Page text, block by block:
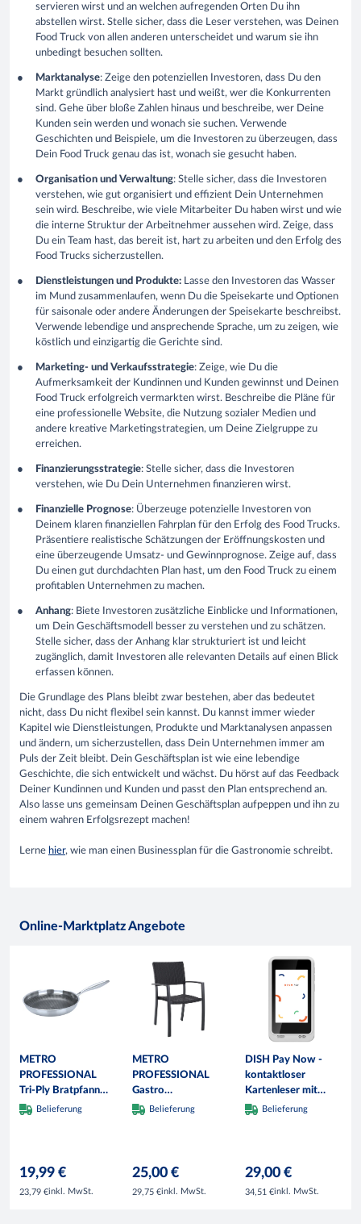
servieren wirst und an welchen aufregenden Orten Du ihn
abstellen wirst. Stelle sicher, dass die Leser verstehen, was Deinen
Food Truck von allen anderen unterscheidet und warum sie ihn
unbedingt besuchen sollten.
Marktanalyse: Zeige den potenziellen Investoren, dass Du den
Markt gründlich analysiert hast und weißt, wer die Konkurrenten
sind. Gehe über bloße Zahlen hinaus und beschreibe, wer Deine
Kunden sein werden und wonach sie suchen. Verwende
Geschichten und Beispiele, um die Investoren zu überzeugen, dass
Dein Food Truck genau das ist, wonach sie gesucht haben.
Organisation und Verwaltung: Stelle sicher, dass die Investoren
verstehen, wie gut organisiert und effizient Dein Unternehmen
sein wird. Beschreibe, wie viele Mitarbeiter Du haben wirst und wie
die interne Struktur der Arbeitnehmer aussehen wird. Zeige, dass
Du ein Team hast, das bereit ist, hart zu arbeiten und den Erfolg des
Food Trucks sicherzustellen.
Dienstleistungen und Produkte: Lasse den Investoren das Wasser
im Mund zusammenlaufen, wenn Du die Speisekarte und Optionen
für saisonale oder andere Änderungen der Speisekarte beschreibst.
Verwende lebendige und ansprechende Sprache, um zu zeigen, wie
köstlich und einzigartig die Gerichte sind.
Marketing- und Verkaufsstrategie: Zeige, wie Du die
Aufmerksamkeit der Kundinnen und Kunden gewinnst und Deinen
Food Truck erfolgreich vermarkten wirst. Beschreibe die Pläne für
eine professionelle Website, die Nutzung sozialer Medien und
andere kreative Marketingstrategien, um Deine Zielgruppe zu
erreichen.
Finanzierungsstrategie: Stelle sicher, dass die Investoren
verstehen, wie Du Dein Unternehmen finanzieren wirst.
Finanzielle Prognose: Überzeuge potenzielle Investoren von
Deinem klaren finanziellen Fahrplan für den Erfolg des Food Trucks.
Präsentiere realistische Schätzungen der Eröffnungskosten und
eine überzeugende Umsatz- und Gewinnprognose. Zeige auf, dass
Du einen gut durchdachten Plan hast, um den Food Truck zu einem
profitablen Unternehmen zu machen.
Anhang: Biete Investoren zusätzliche Einblicke und Informationen,
um Dein Geschäftsmodell besser zu verstehen und zu schätzen.
Stelle sicher, dass der Anhang klar strukturiert ist und leicht
zugänglich, damit Investoren alle relevanten Details auf einen Blick
erfassen können.
Die Grundlage des Plans bleibt zwar bestehen, aber das bedeutet
nicht, dass Du nicht flexibel sein kannst. Du kannst immer wieder
Kapitel wie Dienstleistungen, Produkte und Marktanalysen anpassen
und ändern, um sicherzustellen, dass Dein Unternehmen immer am
Puls der Zeit bleibt. Dein Geschäftsplan ist wie eine lebendige
Geschichte, die sich entwickelt und wächst. Du hörst auf das Feedback
Deiner Kundinnen und Kunden und passt den Plan entsprechend an.
Also lasse uns gemeinsam Deinen Geschäftsplan aufpeppen und ihn zu
einem wahren Erfolgsrezept machen!
Lerne hier, wie man einen Businessplan für die Gastronomie schreibt.
Online-Marktplatz Angebote
METRO
PROFESSIONAL
Tri-Ply Bratpfanne,
Edelstahl,
Antihaftbeschichtung
Belieferung
19,99 €
23,79 €inkl. MwSt.
METRO
PROFESSIONAL
Gastro
Armlehnstuhl
Belieferung
25,00 €
29,75 €inkl. MwSt.
DISH Pay Now -
kontaktloser
Kartenleser mit
Ladestation, 7.55 x
Belieferung
29,00 €
34,51 €inkl. MwSt.